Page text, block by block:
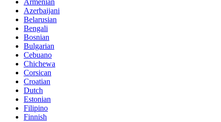
Armenian
Azerbaijani
Belarusian
Bengali
Bosnian
Bulgarian
Cebuano
Chichewa
Corsican
Croatian
Dutch
Estonian
Filipino
Finnish